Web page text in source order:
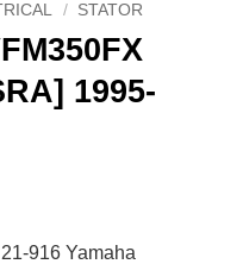
/ STATOR
1995-
916 Yamaha